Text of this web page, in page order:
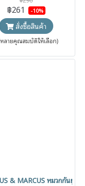
฿261 -10%
สั่งซื้อสินค้า
ลายคุณสมบัติให้เลือก)
Go Booster Seat
& MARCUS หมวกกันยูวี